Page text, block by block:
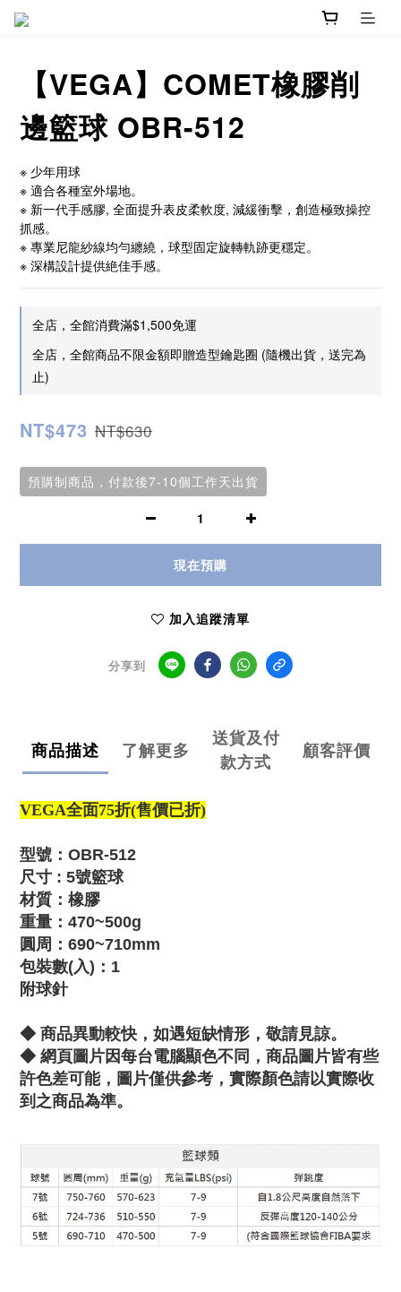
【VEGA】COMET橡膠削
邊籃球 OBR-512
※ 少年用球
※ 適合各種室外場地。
※ 新一代手感膠, 全面提升表皮柔軟度, 減緩衝擊，創造極致操控
抓感。
※ 專業尼龍紗線均勻纏繞，球型固定旋轉軌跡更穩定。
※ 深構設計提供絶佳手感。
全店，全館消費滿$1,500免運
全店，全館商品不限金額即贈造型鑰匙圈 (隨機出貨，送完為
止)
NT$473 NT$630
預購制商品，付款後7-10個工作天出貨
現在預購
加入追蹤清單
分享到
商品描述 了解更多
送貨及付
款方式
顧客評價
VEGA全面75折(售價已折)
型號：OBR-512
尺寸 : 5號籃球
材質：橡膠
重量：470~500g
圓周：690~710mm
包裝數(入)：1
附球針
◆ 商品異動較快，如遇短缺情形，敬請見諒。
◆ 網頁圖片因每台電腦顯色不同，商品圖片皆有些
許色差可能，圖片僅供參考，實際顏色請以實際收
到之商品為準。